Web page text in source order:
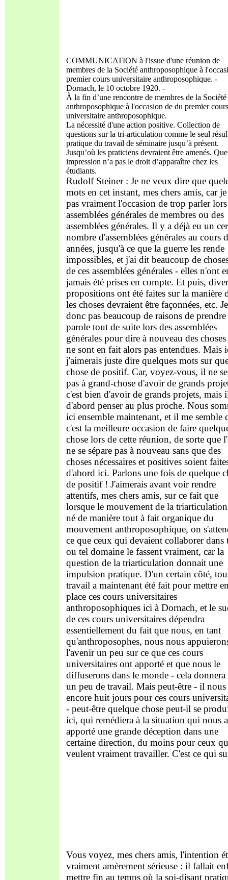
COMMUNICATION à l'issue d'une réunion de
membres de la Société anthroposophique à
premier cours universitaire anthroposophique. -
Dornach, le 10 octobre 1920. -
À la fin d’une rencontre de membres de la Société
anthroposophique à l'occasion de du premier cours
universitaire anthroposophique.
La nécessité d'une action positive. Collection de
questions sur la tri-articulation comme le seul
pratique du travail de séminaire jusqu’à présent.
Jusqu’où les praticiens devraient être amenés.
impression n’a pas le droit d’apparaître chez les
étudiants.
Rudolf Steiner : Je ne veux dire que
mots en cet instant, mes chers amis, car
pas vraiment l'occasion de trop parler lors
assemblées générales de membres ou des
assemblées générales. Il y a déjà eu un
nombre d'assemblées générales au cours
années, jusqu'à ce que la guerre les rende
impossibles, et j'ai dit beaucoup de
de ces assemblées générales - elles n'ont
jamais été prises en compte. Et puis,
propositions ont été faites sur la manière
les choses devraient être façonnées, etc.
donc pas beaucoup de raisons de prendre
parole tout de suite lors des assemblées
générales pour dire à nouveau des
ne sont en fait alors pas entendues. Mais
j'aimerais juste dire quelques mots sur
chose de positif. Car, voyez-vous, il ne
pas à grand-chose d'avoir de grands
c'est bien d'avoir de grands projets, mais
d'abord penser au plus proche. Nous
ici ensemble maintenant, et il me semble
c'est la meilleure occasion de faire
chose lors de cette réunion, de sorte que
ne se sépare pas à nouveau sans que des
choses nécessaires et positives soient
d'abord ici. Parlons une fois de quelque
de positif ! J'aimerais avant voir rendre
attentifs, mes chers amis, sur ce fait que
lorsque le mouvement de la
né de manière tout à fait organique du
mouvement anthroposophique, on
ce que ceux qui devaient collaborer dans
ou tel domaine le fassent vraiment, car la
question de la triarticulation donnait une
impulsion pratique. D'un certain côté,
travail a maintenant été fait pour mettre
place ces cours universitaires
anthroposophiques ici à Dornach, et le
de ces cours universitaires dépendra
essentiellement du fait que nous, en tant
qu'anthroposophes, nous nous
l'avenir un peu sur ce que ces cours
universitaires ont apporté et que nous le
diffuserons dans le monde - cela donnera
un peu de travail. Mais peut-être - il nous
encore huit jours pour ces cours
- peut-être quelque chose peut-il se
ici, qui remédiera à la situation qui nous a
apporté une grande déception dans une
certaine direction, du moins pour ceux
veulent vraiment travailler. C'est ce qui
Vous voyez, mes chers amis, l'intention
vraiment amèrement sérieuse : il fallait
mettre fin au temps où la soi-disant